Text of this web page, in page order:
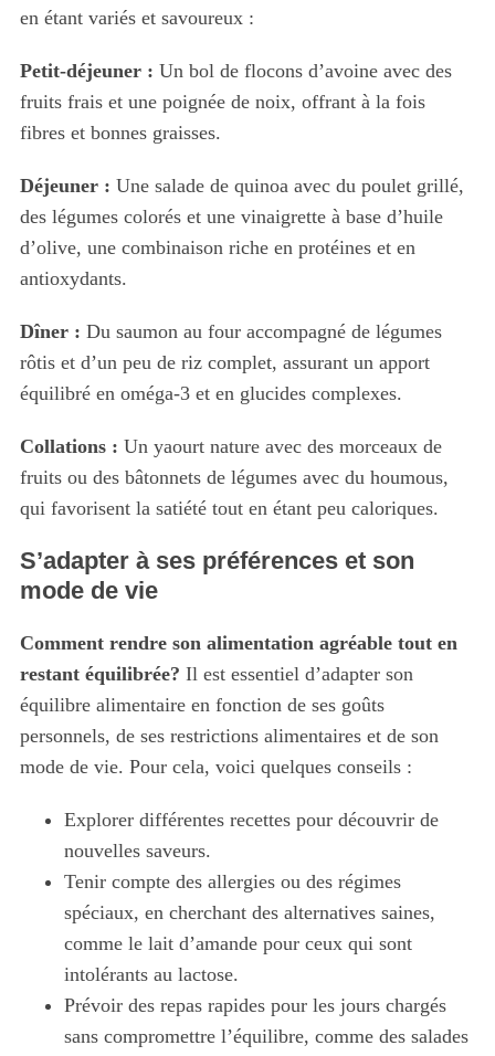
en étant variés et savoureux :
Petit-déjeuner : Un bol de flocons d’avoine avec des
fruits frais et une poignée de noix, offrant à la fois
fibres et bonnes graisses.
Déjeuner : Une salade de quinoa avec du poulet grillé,
des légumes colorés et une vinaigrette à base d’huile
d’olive, une combinaison riche en protéines et en
antioxydants.
Dîner : Du saumon au four accompagné de légumes
rôtis et d’un peu de riz complet, assurant un apport
équilibré en oméga-3 et en glucides complexes.
Collations : Un yaourt nature avec des morceaux de
fruits ou des bâtonnets de légumes avec du houmous,
qui favorisent la satiété tout en étant peu caloriques.
S’adapter à ses préférences et son
mode de vie
Comment rendre son alimentation agréable tout en
restant équilibrée? Il est essentiel d’adapter son
équilibre alimentaire en fonction de ses goûts
personnels, de ses restrictions alimentaires et de son
mode de vie. Pour cela, voici quelques conseils :
Explorer différentes recettes pour découvrir de
nouvelles saveurs.
Tenir compte des allergies ou des régimes
spéciaux, en cherchant des alternatives saines,
comme le lait d’amande pour ceux qui sont
intolérants au lactose.
Prévoir des repas rapides pour les jours chargés
sans compromettre l’équilibre, comme des salades
e
a
r
o
r